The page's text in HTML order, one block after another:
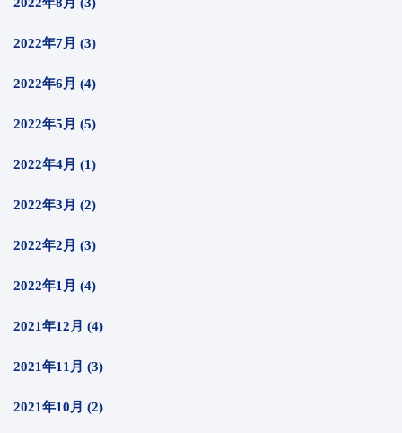
2022年8月 (3)
2022年7月 (3)
2022年6月 (4)
2022年5月 (5)
2022年4月 (1)
2022年3月 (2)
2022年2月 (3)
2022年1月 (4)
2021年12月 (4)
2021年11月 (3)
2021年10月 (2)